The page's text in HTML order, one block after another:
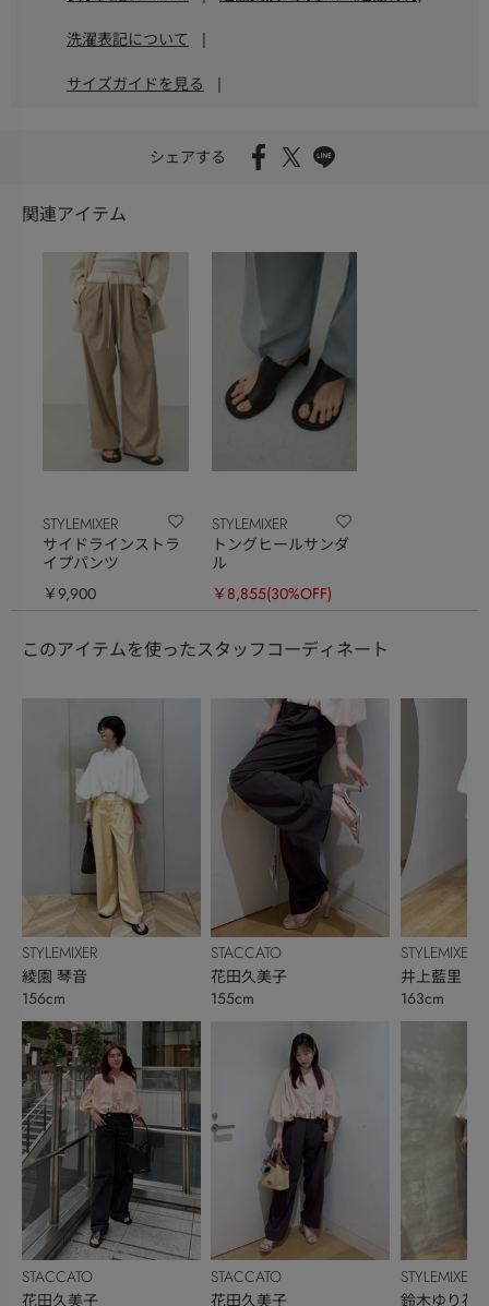
洗濯表記について |
サイズガイドを見る |
シェアする
関連アイテム
STYLEMIXER
サイドラインストラ
イプパンツ
￥9,900
STYLEMIXER
トングヒールサンダ
ル
￥8,855(30%OFF)
このアイテムを使ったスタッフコーディネート
STYLEMIXER
綾園 琴音
156cm
STACCATO
花田久美子
STACCATO
花田久美子
155cm
STACCATO
花田久美子
STYLEMIXER
井上藍里
163cm
STYLEMIXER
鈴木ゆり花